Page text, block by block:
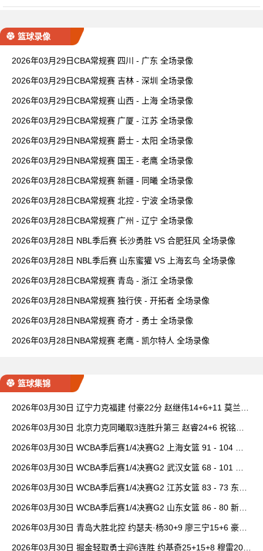
篮球录像
2026年03月29日CBA常规赛 四川 - 广东 全场录像
2026年03月29日CBA常规赛 吉林 - 深圳 全场录像
2026年03月29日CBA常规赛 山西 - 上海 全场录像
2026年03月29日CBA常规赛 广厦 - 江苏 全场录像
2026年03月29日NBA常规赛 爵士 - 太阳 全场录像
2026年03月29日NBA常规赛 国王 - 老鹰 全场录像
2026年03月28日CBA常规赛 新疆 - 同曦 全场录像
2026年03月28日CBA常规赛 北控 - 宁波 全场录像
2026年03月28日CBA常规赛 广州 - 辽宁 全场录像
2026年03月28日 NBL季后赛 长沙勇胜 VS 合肥狂风 全场录像
2026年03月28日 NBL季后赛 山东蜜獾 VS 上海玄鸟 全场录像
2026年03月28日CBA常规赛 青岛 - 浙江 全场录像
2026年03月28日NBA常规赛 独行侠 - 开拓者 全场录像
2026年03月28日NBA常规赛 奇才 - 勇士 全场录像
2026年03月28日NBA常规赛 老鹰 - 凯尔特人 全场录像
篮球集锦
2026年03月30日 辽宁力克福建 付豪22分 赵继伟14+6+11 莫兰德
2026年03月30日 北京力克同曦取3连胜升第三 赵睿24+6 祝铭震1
2026年03月30日 WCBA季后赛1/4决赛G2 上海女篮 91 - 104 四
2026年03月30日 WCBA季后赛1/4决赛G2 武汉女篮 68 - 101 山
2026年03月30日 WCBA季后赛1/4决赛G2 江苏女篮 83 - 73 东莞
2026年03月30日 WCBA季后赛1/4决赛G2 山东女篮 86 - 80 新疆
2026年03月30日 青岛大胜北控 约瑟夫·杨30+9 廖三宁15+6 豪斯
2026年03月30日 掘金轻取勇士迎6连胜 约基奇25+15+8 穆雷20+